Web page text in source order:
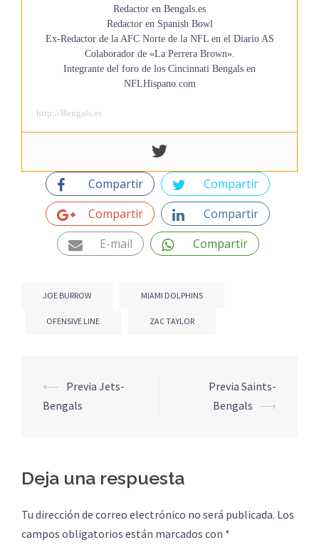
Redactor en Bengals.es
Redactor en Spanish Bowl
Ex-Redactor de la AFC Norte de la NFL en el Diario AS
Colaborador de «La Perrera Brown».
Integrante del foro de los Cincinnati Bengals en
NFLHispano.com
http://Bengals.es
Compartir
Compartir
Compartir
Compartir
E-mail
Compartir
JOE BURROW MIAMI DOLPHINS
OFENSIVE LINE ZAC TAYLOR
Navegación
de
⟵ Previa Jets-
Bengals
Previa Saints-
Bengals ⟶
Deja una respuesta
Tu dirección de correo electrónico no será publicada. Los
campos obligatorios están marcados con *